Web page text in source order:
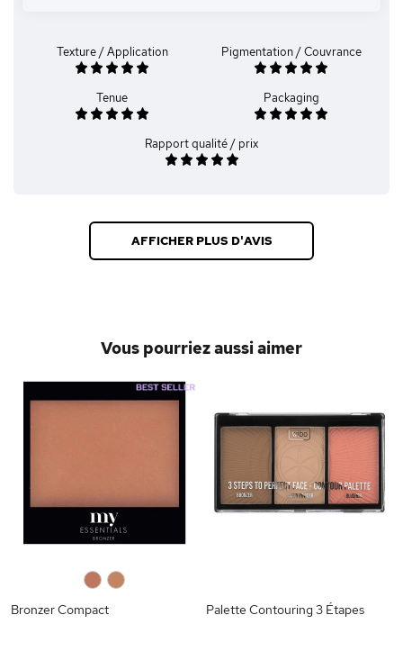
Texture / Application Pigmentation / Couvrance
Tenue Packaging
Rapport qualité / prix
AFFICHER PLUS D'AVIS
Vous pourriez aussi aimer
Bronzer Compact Palette Contouring 3 Étapes